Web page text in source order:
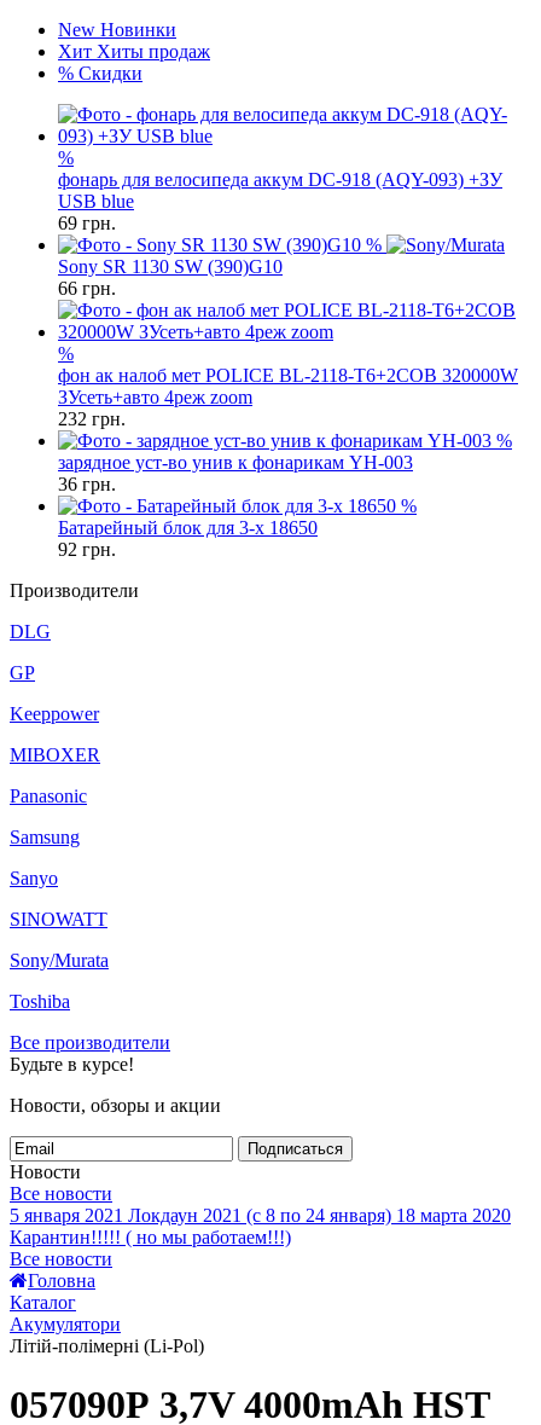
New Новинки
Хит Хиты продаж
% Скидки
%
фонарь для велосипеда аккум DC-918 (AQY-093) +ЗУ
USB blue
69 грн.
%
Sony SR 1130 SW (390)G10
66 грн.
%
фон ак налоб мет POLICE BL-2118-T6+2COB 320000W
ЗУсеть+авто 4реж zoom
232 грн.
%
зарядное уст-во унив к фонарикам YH-003
36 грн.
%
Батарейный блок для 3-х 18650
92 грн.
Производители
DLG
GP
Keeppower
MIBOXER
Panasonic
Samsung
Sanyo
SINOWATT
Sony/Murata
Toshiba
Все производители
Будьте в курсе!
Новости, обзоры и акции
Подписаться
Новости
Все новости
5 января 2021 Локдаун 2021 (с 8 по 24 января) 18 марта 2020
Карантин!!!!! ( но мы работаем!!!)
Все новости
Головна
Каталог
Акумулятори
Літій-полімерні (Li-Pol)
057090Р 3,7V 4000mAh HST